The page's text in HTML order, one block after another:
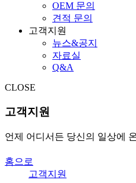
OEM 문의
견적 문의
고객지원
뉴스&공지
자료실
Q&A
CLOSE
고객지원
언제 어디서든 당신의 일상에
홈으로
고객지원